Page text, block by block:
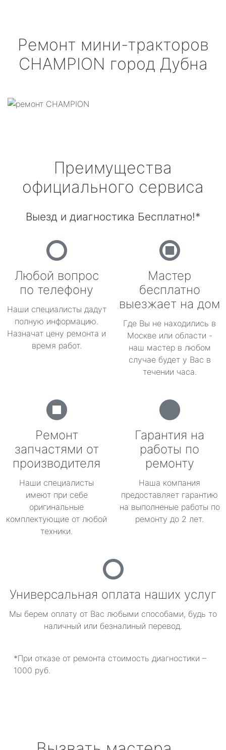
Ремонт мини-тракторов
CHAMPION город Дубна
Преимущества
официального сервиса
Выезд и диагностика Бесплатно!*
Любой вопрос
по телефону
Наши специалисты дадут
полную информацию.
Назначат цену ремонта и
время работ.
Мастер
бесплатно
выезжает на дом
Где Вы не находились в
Москве или области -
наш мастер в любом
случае будет у Вас в
течении часа.
Ремонт
запчастями от
производителя
Наши специалисты
имеют при себе
оригинальные
комплектующие от любой
техники.
Гарантия на
работы по
ремонту
Наша компания
предоставляет гарантию
на выполненые работы по
ремонту до 2 лет.
Универсальная оплата наших услуг
Мы берем оплату от Вас любыми способами, будь то
наличный или безналиный перевод.
*При отказе от ремонта стоимость диагностики –
1000 руб.